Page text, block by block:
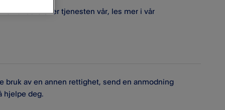
når du bruker tjenesten vår, les mer i vår
bruk av en annen rettighet, send en anmodning
hjelpe deg.